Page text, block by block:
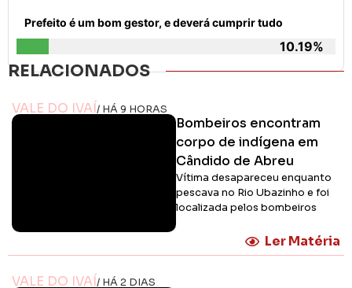
Prefeito é um bom gestor, e deverá cumprir tudo
10.19%
RELACIONADOS
VALE DO IVAÍ/ HÁ 9 HORAS
Bombeiros encontram
corpo de indígena em
Cândido de Abreu
Vítima desapareceu enquanto
pescava no Rio Ubazinho e foi
localizada pelos bombeiros
Ler Matéria
VALE DO IVAÍ/ HÁ 2 DIAS